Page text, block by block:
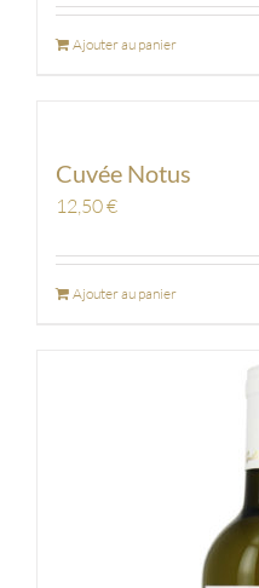
Ajouter au panier
Cuvée Notus
12,50€
Ajouter au panier